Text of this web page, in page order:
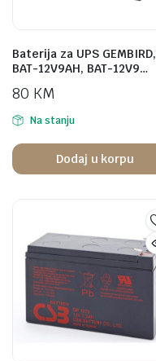
Baterija za UPS GEMBIRD,
BAT-12V9AH, BAT-12V9…
80 KM
Na stanju
Dodaj u korpu